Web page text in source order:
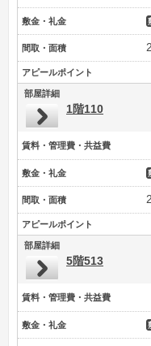
敷金・礼金
間取・面積
アピールポイント
部屋詳細
1階110
賃料・管理費・共益費
敷金・礼金
間取・面積
アピールポイント
部屋詳細
5階513
賃料・管理費・共益費
敷金・礼金